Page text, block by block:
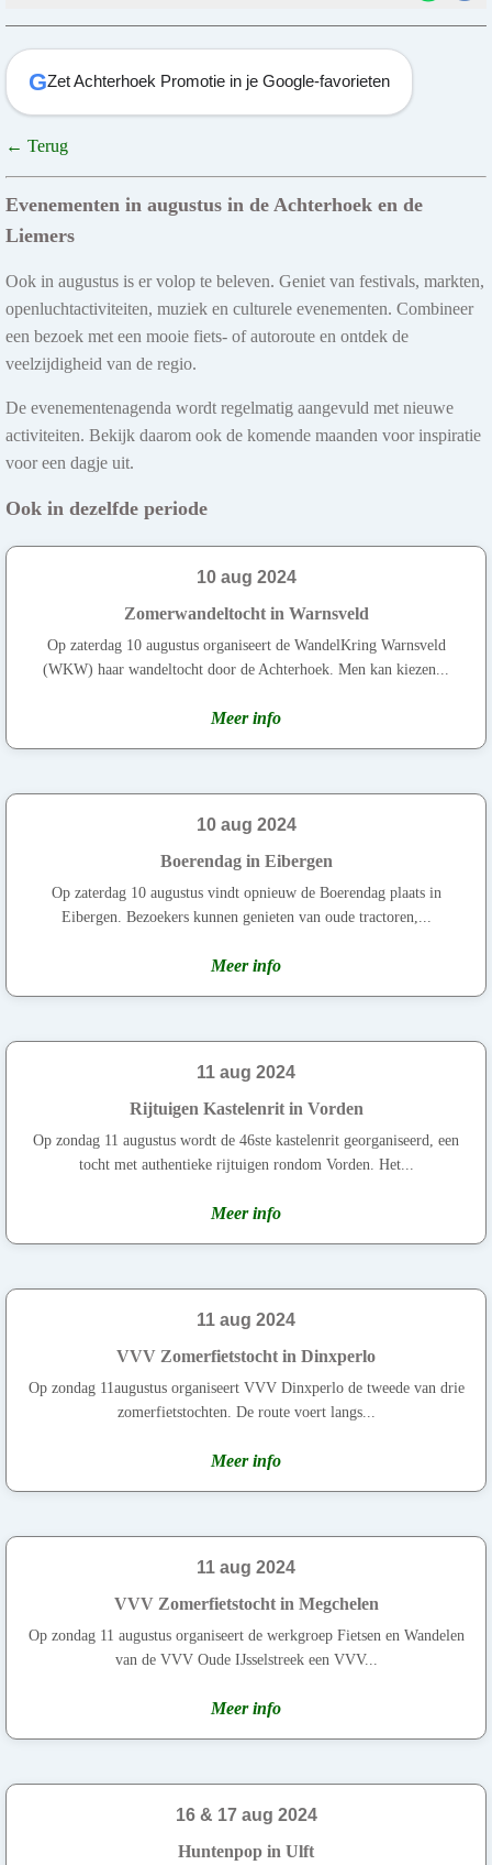
GZet Achterhoek Promotie in je Google-favorieten
← Terug
Evenementen in augustus in de Achterhoek en de
Liemers
Ook in augustus is er volop te beleven. Geniet van festivals, markten,
openluchtactiviteiten, muziek en culturele evenementen. Combineer
een bezoek met een mooie fiets- of autoroute en ontdek de
veelzijdigheid van de regio.
De evenementenagenda wordt regelmatig aangevuld met nieuwe
activiteiten. Bekijk daarom ook de komende maanden voor inspiratie
voor een dagje uit.
Ook in dezelfde periode
10 aug 2024
Zomerwandeltocht in Warnsveld
Op zaterdag 10 augustus organiseert de WandelKring Warnsveld
(WKW) haar wandeltocht door de Achterhoek. Men kan kiezen...
Meer info
10 aug 2024
Boerendag in Eibergen
Op zaterdag 10 augustus vindt opnieuw de Boerendag plaats in
Eibergen. Bezoekers kunnen genieten van oude tractoren,...
Meer info
11 aug 2024
Rijtuigen Kastelenrit in Vorden
Op zondag 11 augustus wordt de 46ste kastelenrit georganiseerd, een
tocht met authentieke rijtuigen rondom Vorden. Het...
Meer info
11 aug 2024
VVV Zomerfietstocht in Dinxperlo
Op zondag 11augustus organiseert VVV Dinxperlo de tweede van drie
zomerfietstochten. De route voert langs...
Meer info
11 aug 2024
VVV Zomerfietstocht in Megchelen
Op zondag 11 augustus organiseert de werkgroep Fietsen en Wandelen
van de VVV Oude IJsselstreek een VVV...
Meer info
16 & 17 aug 2024
Huntenpop in Ulft